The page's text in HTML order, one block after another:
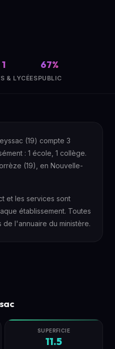
1
& LYCÉES
67%
PUBLIC
(19) compte 3
: 1 école, 1 collège.
(19), en Nouvelle-
et les services sont
établissement. Toutes
de l'annuaire du ministère.
SUPERFICIE
11.5